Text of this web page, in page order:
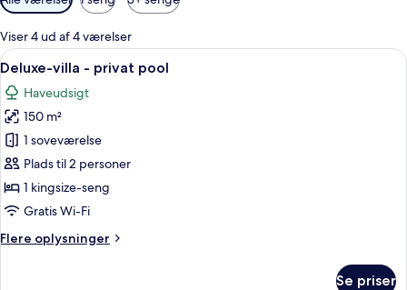
filtre
for
værelser
Viser 4 ud af 4 værelser
Indlæs
alle
billeder
af
Deluxe-
villa
-
privat
Et soveværelse med seng,
8
Deluxe-villa - privat pool
Haveudsigt
150 m²
1 soveværelse
Plads til 2 personer
1 kingsize-seng
Gratis Wi-Fi
Flere oplysninger
Flere
Se priser